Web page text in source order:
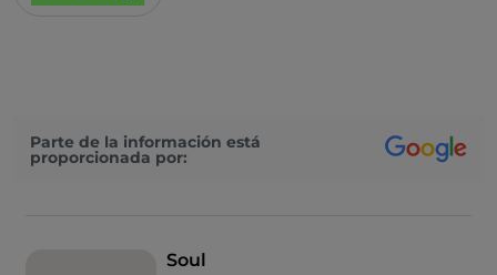
Parte de la información está
proporcionada por:
Soul